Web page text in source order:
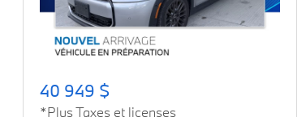
40 949 $
*Plus Taxes et licenses